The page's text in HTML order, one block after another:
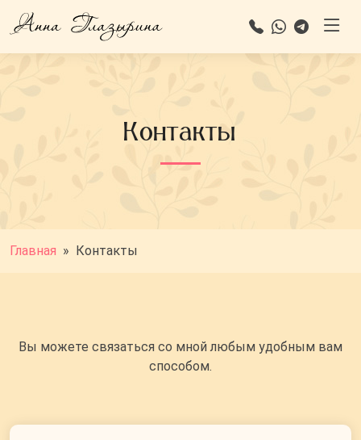
Контакты
Главная » Контакты
Вы можете связаться со мной любым удобным вам
способом.